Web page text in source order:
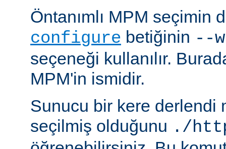
Öntanımlı MPM seçimin
configure betiğinin --
seçeneği kullanılır.
MPM'in ismidir.
Sunucu bir kere derlendi
seçilmiş olduğunu ./